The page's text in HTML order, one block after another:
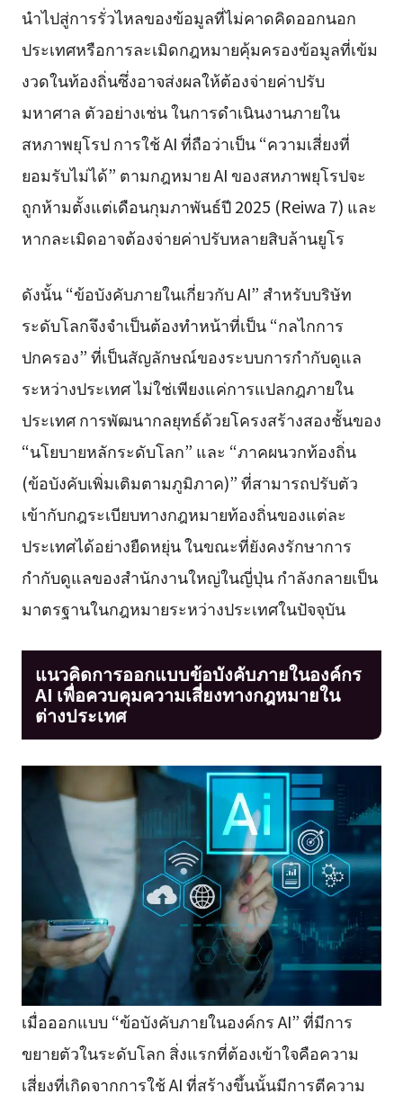
นำไปสู่การรั่วไหลของข้อมูลที่ไม่คาดคิดออกนอก
ประเทศหรือการละเมิดกฎหมายคุ้มครองข้อมูลที่เข้ม
งวดในท้องถิ่นซึ่งอาจส่งผลให้ต้องจ่ายค่าปรับ
มหาศาล ตัวอย่างเช่น ในการดำเนินงานภายใน
สหภาพยุโรป การใช้ AI ที่ถือว่าเป็น “ความเสี่ยงที่
ยอมรับไม่ได้” ตามกฎหมาย AI ของสหภาพยุโรปจะ
ถูกห้ามตั้งแต่เดือนกุมภาพันธ์ปี 2025 (Reiwa 7) และ
หากละเมิดอาจต้องจ่ายค่าปรับหลายสิบล้านยูโร
ดังนั้น “ข้อบังคับภายในเกี่ยวกับ AI” สำหรับบริษัท
ระดับโลกจึงจำเป็นต้องทำหน้าที่เป็น “กลไกการ
ปกครอง” ที่เป็นสัญลักษณ์ของระบบการกำกับดูแล
ระหว่างประเทศ ไม่ใช่เพียงแค่การแปลกฎภายใน
ประเทศ การพัฒนากลยุทธ์ด้วยโครงสร้างสองชั้นของ
“นโยบายหลักระดับโลก” และ “ภาคผนวกท้องถิ่น
(ข้อบังคับเพิ่มเติมตามภูมิภาค)” ที่สามารถปรับตัว
เข้ากับกฎระเบียบทางกฎหมายท้องถิ่นของแต่ละ
ประเทศได้อย่างยืดหยุ่น ในขณะที่ยังคงรักษาการ
กำกับดูแลของสำนักงานใหญ่ในญี่ปุ่น กำลังกลายเป็น
มาตรฐานในกฎหมายระหว่างประเทศในปัจจุบัน
แนวคิดการออกแบบข้อบังคับภายในองค์กร
AI เพื่อควบคุมความเสี่ยงทางกฎหมายใน
ต่างประเทศ
เมื่อออกแบบ “ข้อบังคับภายในองค์กร AI” ที่มีการ
ขยายตัวในระดับโลก สิ่งแรกที่ต้องเข้าใจคือความ
เสี่ยงที่เกิดจากการใช้ AI ที่สร้างขึ้นนั้นมีการตีความ